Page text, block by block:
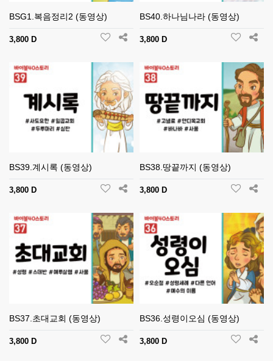
BSG1.복음정리2 (동영상)
3,800 D
BS40.하나님나라 (동영상)
3,800 D
BS39.계시록 (동영상)
3,800 D
BS38.땅끝까지 (동영상)
3,800 D
BS37.초대교회 (동영상)
3,800 D
BS36.성령이오심 (동영상)
3,800 D